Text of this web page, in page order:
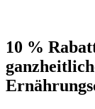
10 %